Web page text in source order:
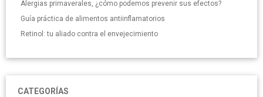
Alergias primaverales, ¿cómo podemos prevenir sus efectos?
Guía práctica de alimentos antiinflamatorios
Retinol: tu aliado contra el envejecimiento
CATEGORÍAS